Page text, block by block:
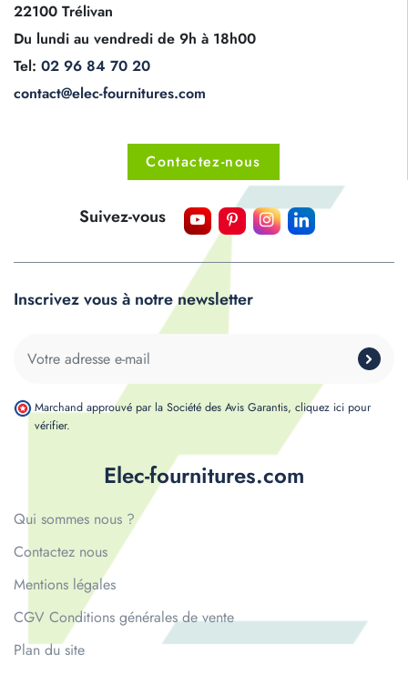
22100 Trélivan
Du lundi au vendredi de 9h à 18h00
Tel: 02 96 84 70 20
contact@elec-fournitures.com
Contactez-nous
Elec-fournitures.com
Qui sommes nous ?
Contactez nous
Mentions légales
CGV Conditions générales de vente
Plan du site
Suivez-vous
Inscrivez vous à notre newsletter
Marchand approuvé par la Société des Avis Garantis, cliquez ici pour
vérifier.